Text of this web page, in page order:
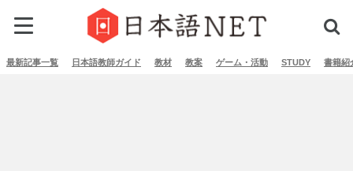
最新記事一覧 日本語教師ガイド 教材 教案 ゲーム・活動 STUDY 書籍紹